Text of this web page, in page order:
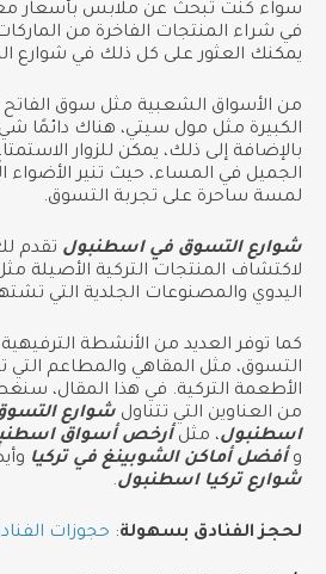
سواء كنت تبحث عن ملابس بأسعار
في شراء المنتجات الفاخرة من
يمكنك العثور على كل ذلك في شوارع
من الأسواق الشعبية مثل سوق الفاتح
الكبيرة مثل مول سيتي، هناك دائمًا
بالإضافة إلى ذلك، يمكن للزوار
الجميل في المساء، حيث تنير الأضواء
لمسة ساحرة على تجربة التسوق.
شوارع التسوق في اسطنبول تقدم
لاكتشاف المنتجات التركية الأصيلة
اليدوي والمصنوعات الجلدية التي
كما توفر العديد من الأنشطة
التسوق، مثل المقاهي والمطاعم
الأطعمة التركية. في هذا المقال،
من العناوين التي تتناول شوارع
اسطنبول، مثلأرخص أسواق
وأفضل أماكن الشوبينغ في تركيا
شوارع تركيا اسطنبول.
لحجز الفنادق بسهولة: حجوزات